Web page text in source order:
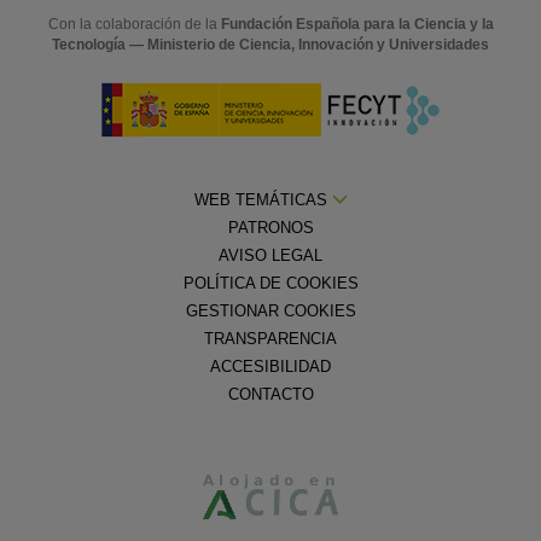
Con la colaboración de la Fundación Española para la Ciencia y la
Tecnología — Ministerio de Ciencia, Innovación y Universidades
WEB TEMÁTICAS
PATRONOS
AVISO LEGAL
POLÍTICA DE COOKIES
GESTIONAR COOKIES
TRANSPARENCIA
ACCESIBILIDAD
CONTACTO